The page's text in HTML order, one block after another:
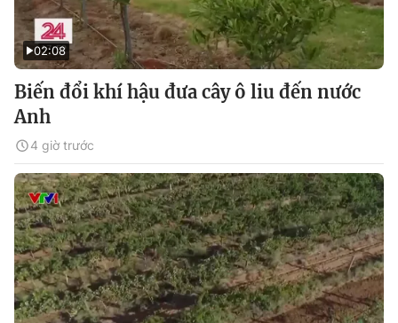
02:08
Biến đổi khí hậu đưa cây ô liu đến nước
Anh
4 giờ trước